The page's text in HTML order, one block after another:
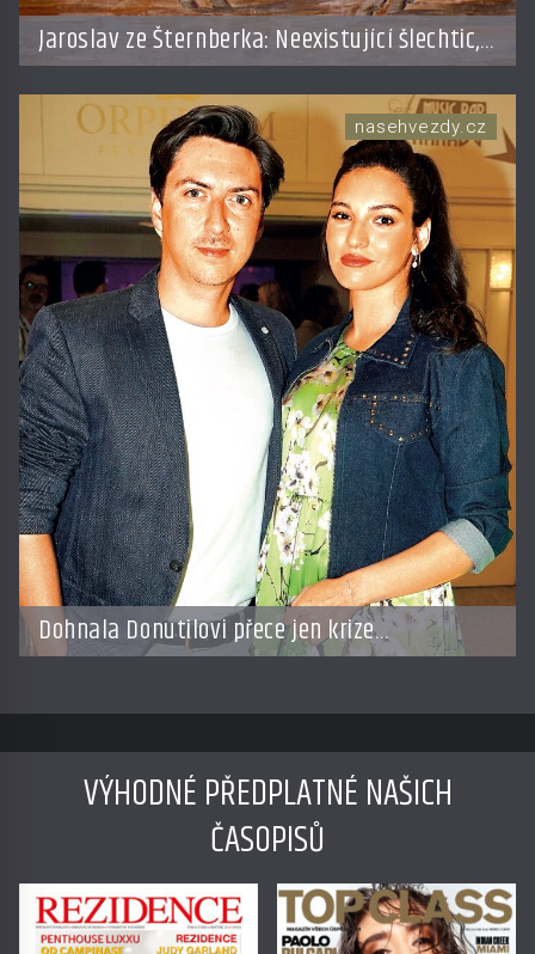
Jaroslav ze Šternberka: Neexistující šlechtic,
který z Moravy vyžene Mongoly
Dohnala Donutilovi přece jen krize
po tragédii?
nasehvezdy.cz
VÝHODNÉ PŘEDPLATNÉ NAŠICH
ČASOPISŮ